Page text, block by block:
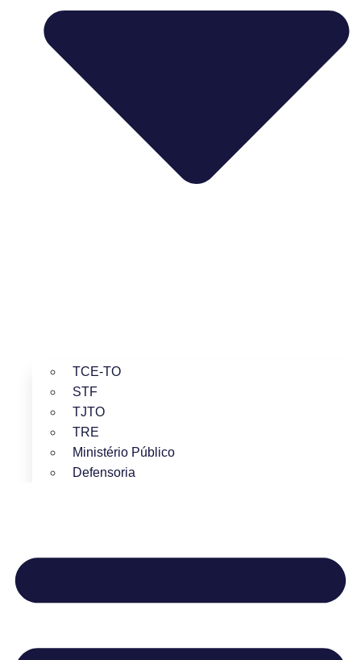
TCE-TO
STF
TJTO
TRE
Ministério Público
Defensoria